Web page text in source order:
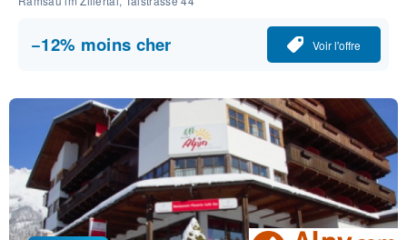
−12% moins cher Voir l'offre